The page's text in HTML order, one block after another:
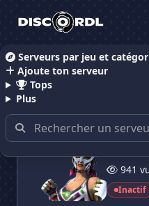
Serveurs par jeu et
Ajoute ton serveur
Tops
Plus
Accueil Serveurs
941
Inactif
Vote pour
Es-tu sûr de vouloir